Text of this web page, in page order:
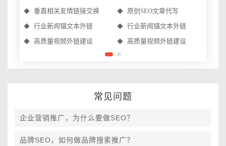
垂直相关友情链接交换
行业新闻锚文本外链
高质量视频外链建设
原创SEO文章代写
行业新闻锚文本外链
高质量视频外链建设
常见问题
企业营销推广，为什么要做SEO？
品牌SEO，如何做品牌搜索推广？